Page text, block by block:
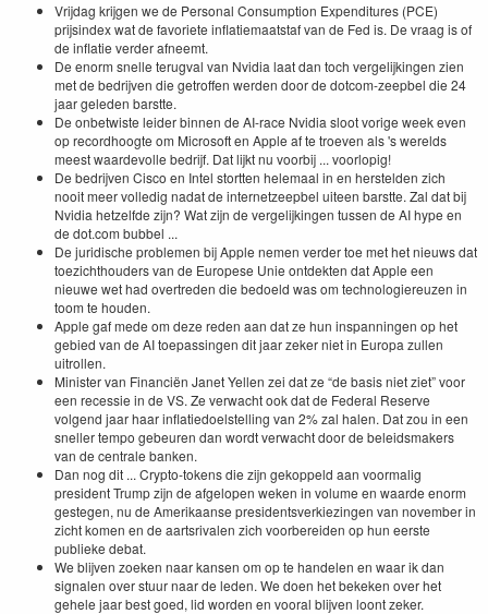
Vrijdag krijgen we de Personal Consumption Expenditures (PCE)
prijsindex wat de favoriete inflatiemaatstaf van de Fed is. De vraag is of
de inflatie verder afneemt.
De enorm snelle terugval van Nvidia laat dan toch vergelijkingen zien
met de bedrijven die getroffen werden door de dotcom-zeepbel die 24
jaar geleden barstte.
De onbetwiste leider binnen de AI-race Nvidia sloot vorige week even
op recordhoogte om Microsoft en Apple af te troeven als 's werelds
meest waardevolle bedrijf. Dat lijkt nu voorbij ... voorlopig!
De bedrijven Cisco en Intel stortten helemaal in en herstelden zich
nooit meer volledig nadat de internetzeepbel uiteen barstte. Zal dat bij
Nvidia hetzelfde zijn? Wat zijn de vergelijkingen tussen de AI hype en
de dot.com bubbel ...
De juridische problemen bij Apple nemen verder toe met het nieuws dat
toezichthouders van de Europese Unie ontdekten dat Apple een
nieuwe wet had overtreden die bedoeld was om technologiereuzen in
toom te houden.
Apple gaf mede om deze reden aan dat ze hun inspanningen op het
gebied van de AI toepassingen dit jaar zeker niet in Europa zullen
uitrollen.
Minister van Financiën Janet Yellen zei dat ze “de basis niet ziet” voor
een recessie in de VS. Ze verwacht ook dat de Federal Reserve
volgend jaar haar inflatiedoelstelling van 2% zal halen. Dat zou in een
sneller tempo gebeuren dan wordt verwacht door de beleidsmakers
van de centrale banken.
Dan nog dit ... Crypto-tokens die zijn gekoppeld aan voormalig
president Trump zijn de afgelopen weken in volume en waarde enorm
gestegen, nu de Amerikaanse presidentsverkiezingen van november in
zicht komen en de aartsrivalen zich voorbereiden op hun eerste
publieke debat.
We blijven zoeken naar kansen om op te handelen en waar ik dan
signalen over stuur naar de leden. We doen het bekeken over het
gehele jaar best goed, lid worden en vooral blijven loont zeker.